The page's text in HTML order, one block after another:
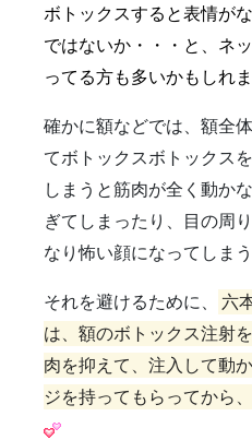
ボトックスすると表情が
ではないか・・・と、ネ
ってる方も多いかもしれま
確かに額などでは、額全
てボトックスボトックス
しまうと筋肉が全く動か
ぎてしまったり、目の周
なり怖い顔になってしま
それを避けるために、
六
は、額のボトックス注射
肉を抑えて、注入して動
ジを持ってもらってから